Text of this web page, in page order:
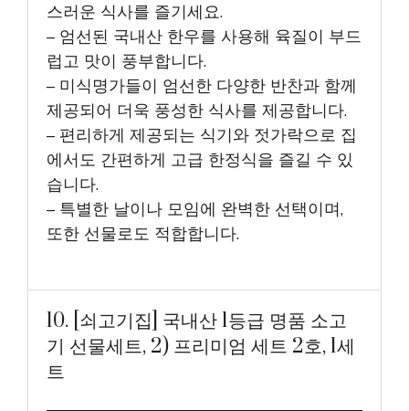
스러운 식사를 즐기세요.
– 엄선된 국내산 한우를 사용해 육질이 부드
럽고 맛이 풍부합니다.
– 미식명가들이 엄선한 다양한 반찬과 함께
제공되어 더욱 풍성한 식사를 제공합니다.
– 편리하게 제공되는 식기와 젓가락으로 집
에서도 간편하게 고급 한정식을 즐길 수 있
습니다.
– 특별한 날이나 모임에 완벽한 선택이며,
또한 선물로도 적합합니다.
10. [쇠고기집] 국내산 1등급 명품 소고
기 선물세트, 2) 프리미엄 세트 2호, 1세
트